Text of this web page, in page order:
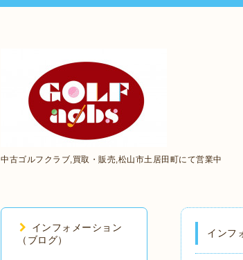
中古ゴルフクラブ,買取・販売,松山市土居田町にて営業中
インフ
インフォメーション
（ブログ）